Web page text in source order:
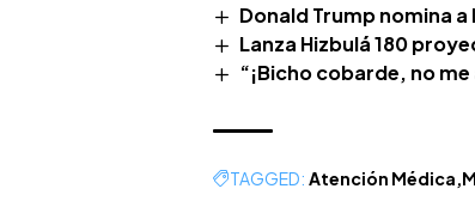
Donald Trump nomina
Lanza Hizbulá 180
“¡Bicho cobarde, no
TAGGED: Atención Médica